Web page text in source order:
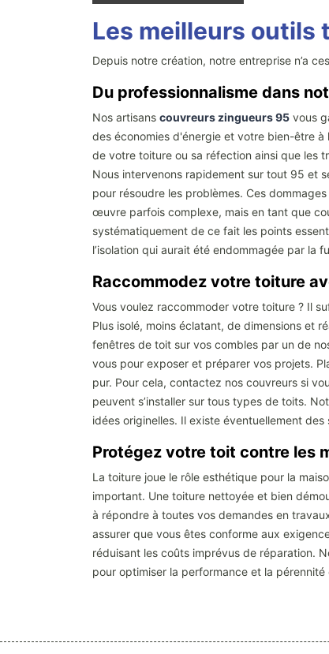
Les meilleurs outils
Depuis notre création, notre entreprise n’a
Du professionnalisme dans
Nos artisans couvreurs zingueurs 95 vous
des économies d'énergie et votre bien-être
de votre toiture ou sa réfection ainsi que les
Nous intervenons rapidement sur tout 95 et
pour résoudre les problèmes. Ces
œuvre parfois complexe, mais en tant que
systématiquement de ce fait les points
l’isolation qui aurait été endommagée par la
Raccommodez votre toiture
Vous voulez raccommoder votre toiture ? Il
Plus isolé, moins éclatant, de dimensions et
fenêtres de toit sur vos combles par un de
vous pour exposer et préparer vos projets.
pur. Pour cela, contactez nos couvreurs si
peuvent s’installer sur tous types de toits.
idées originelles. Il existe éventuellement
Protégez votre toit contre les
La toiture joue le rôle esthétique pour la
important. Une toiture nettoyée et bien
à répondre à toutes vos demandes en
assurer que vous êtes conforme aux
réduisant les coûts imprévus de réparation.
pour optimiser la performance et la